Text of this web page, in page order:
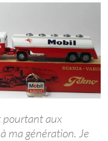
pourtant aux
ma génération. Je